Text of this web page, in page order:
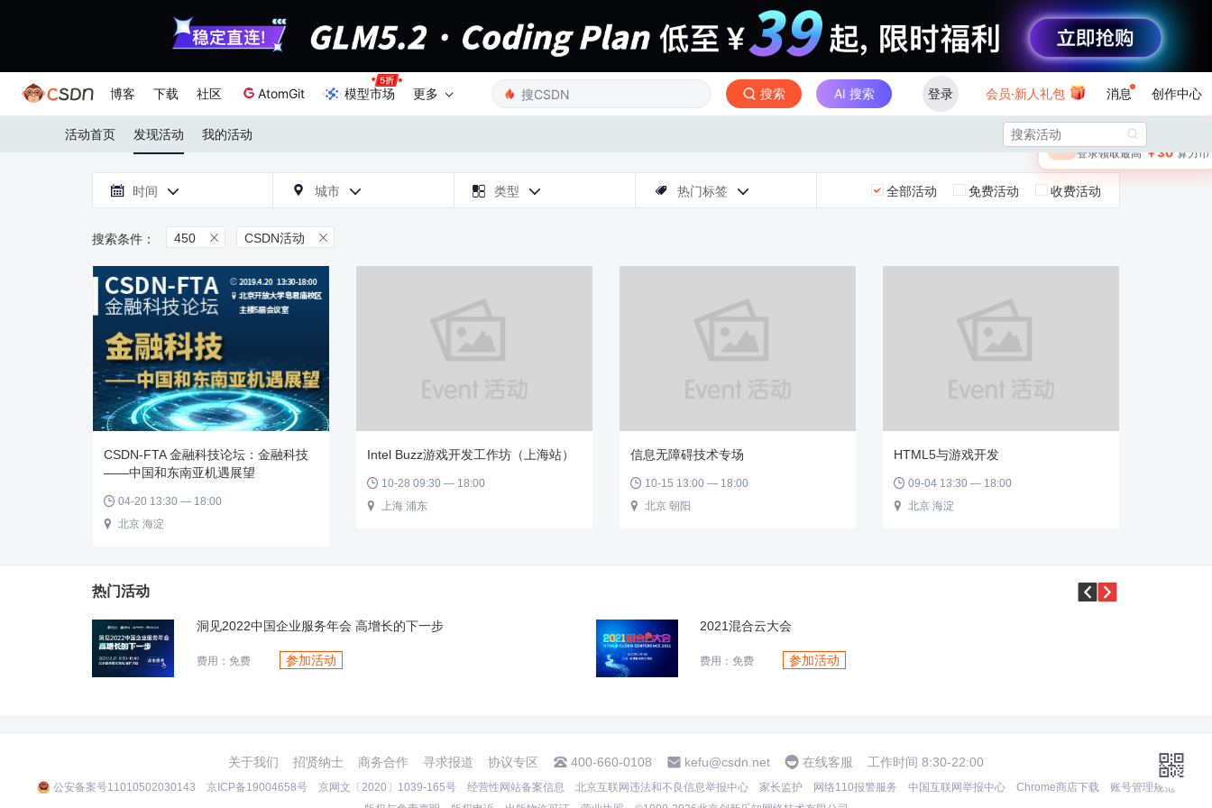
博客 下载 社区 AtomGit 模型市场 更多 搜索 AI 搜索 登录 会员·新人礼包 消息 创作中心
🎁 登录领取最高 ￥30 算力币
活动首页 发现活动 我的活动 
 时间   城市   类型   热门标签  全部活动 免费活动 收费活动
450  CSDN活动 
CSDN-FTA 金融科技论坛：金融科技
——中国和东南亚机遇展望
 04-20 13:30 — 18:00
 北京 海淀
Intel Buzz游戏开发工作坊（上海站）
 10-28 09:30 — 18:00
 上海 浦东
信息无障碍技术专场
 10-15 13:00 — 18:00
 北京 朝阳
HTML5与游戏开发
 09-04 13:30 — 18:00
 北京 海淀
热门活动 
洞见2022中国企业服务年会 高增长的下一步
费用：免费 参加活动
2021混合云大会
费用：免费 参加活动

关于我们 招贤纳士 商务合作 寻求报道 协议专区 400-660-0108 kefu@csdn.net 在线客服 工作时间 8:30-22:00
公安备案号11010502030143 京ICP备19004658号 京网文〔2020〕1039-165号 经营性网站备案信息 北京互联网违法和不良信息举报中心 家长监护 网络110报警服务 中国互联网举报中心 Chrome商店下载
账号管理规范